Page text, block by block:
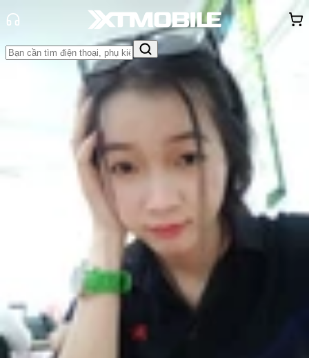
Trang chủ
Khuyến mãi
Đánh Giá - Trên Tay So SánhTư vấn
Khuyến
Thủ thuậtHỏi đápApp - GameThông báo
Khách
hàng - Sự kiện
Siêu sale mừng Đại lễ: Điện thoại,
Macbook, Phụ kiện...Giá rẻ chưa
Nguyễn Phan Thảo Nguyên
Ngày đăng:29/08/2024
Cập nhật:29/08/2024
Theo dõi XTMobile trên